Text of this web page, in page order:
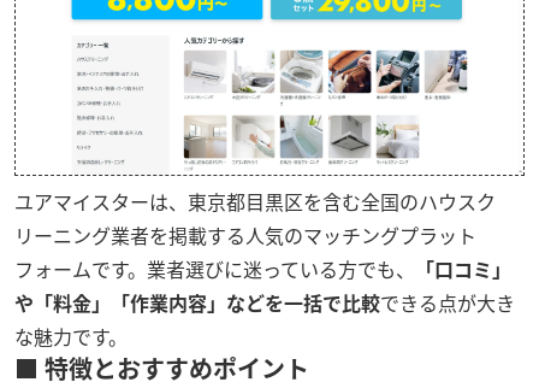
ユアマイスターは、東京都目黒区を含む全国のハウスク
リーニング業者を掲載する人気のマッチングプラット
フォームです。業者選びに迷っている方でも、
「口コミ」
や「料金」「作業内容」などを一括で比較できる点が大き
な魅力です。
■ 特徴とおすすめポイント